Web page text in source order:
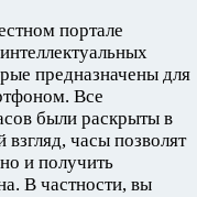
портале
предназначены для
Все
были раскрыты в
часы позволят
и получить
В частности, вы